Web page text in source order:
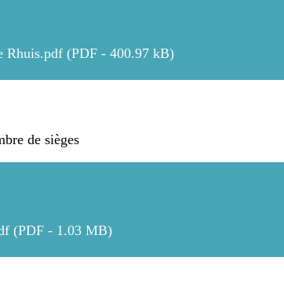
Rhuis.pdf (PDF - 400.97 kB)
de sièges
(PDF - 1.03 MB)